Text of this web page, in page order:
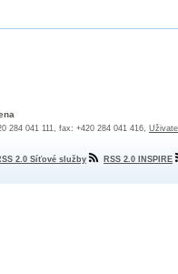
284 041 111, fax: +420 284 041 416,
2.0 Síťové služby RSS 2.0 INSPIRE